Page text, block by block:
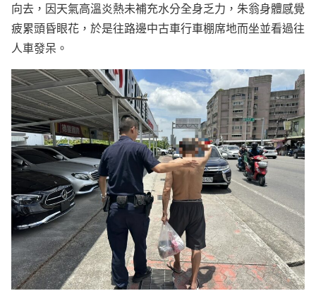
向去，因天氣高溫炎熱未補充水分全身乏力，朱翁身體感覺
疲累頭昏眼花，於是往路邊中古車行車棚席地而坐並看過往
人車發呆。